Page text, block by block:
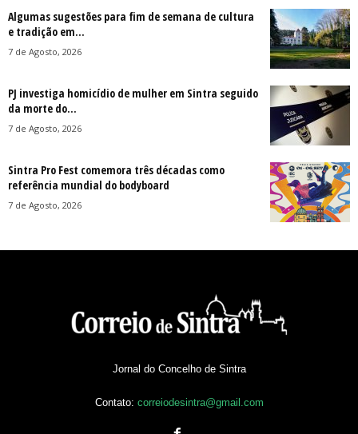
Algumas sugestões para fim de semana de cultura
e tradição em...
7 de Agosto, 2026
PJ investiga homicídio de mulher em Sintra seguido
da morte do...
7 de Agosto, 2026
Sintra Pro Fest comemora três décadas como
referência mundial do bodyboard
7 de Agosto, 2026
Jornal do Concelho de Sintra
Contato: correiodesintra@gmail.com